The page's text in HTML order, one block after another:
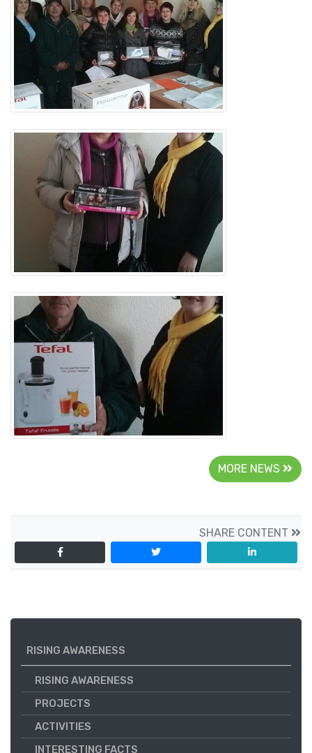
MORE NEWS
SHARE CONTENT
RISING AWARENESS
RISING AWARENESS
PROJECTS
ACTIVITIES
INTERESTING FACTS